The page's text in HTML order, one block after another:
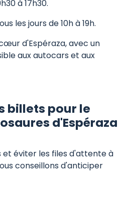
à 17h30.
les jours de 10h à 19h.
d'Espéraza, avec un
aux autocars et aux
billets pour le
d'Espéraza
et éviter les files d'attente à
conseillons d'anticiper